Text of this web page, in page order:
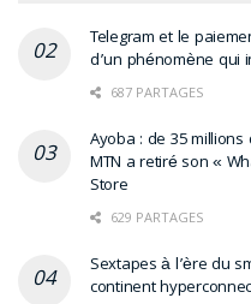
Telegram et le
d’un phénomène qui
687 PARTAGES
Ayoba : de 35
MTN a retiré son «
Store
629 PARTAGES
Sextapes à l’ère du
continent